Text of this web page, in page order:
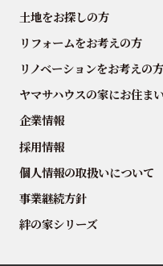
土地をお探しの方
リフォームをお考えの方
リノベーションをお考えの方
ヤマサハウスの家にお住ま
企業情報
採用情報
個人情報の取扱いについて
事業継続方針
絆の家シリーズ